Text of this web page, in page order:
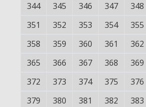
344
345 346 347 348
351
352 353 354 355
358
359 360 361 362
365
366 367 368 369
372
373 374 375 376
379
380 381 382 383